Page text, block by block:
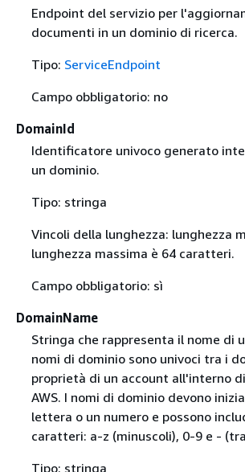
Endpoint del servizio per
documenti in un dominio di ricerca.
Tipo: ServiceEndpoint
Campo obbligatorio: no
DomainId
Identificatore univoco generato
un dominio.
Tipo: stringa
Vincoli della lunghezza: lunghezza
lunghezza massima è 64 caratteri.
Campo obbligatorio: sì
DomainName
Stringa che rappresenta il nome di
nomi di dominio sono univoci tra i
proprietà di un account all'interno
AWS. I nomi di dominio devono
lettera o un numero e possono
caratteri: a-z (minuscoli), 0-9 e -
Tipo: stringa